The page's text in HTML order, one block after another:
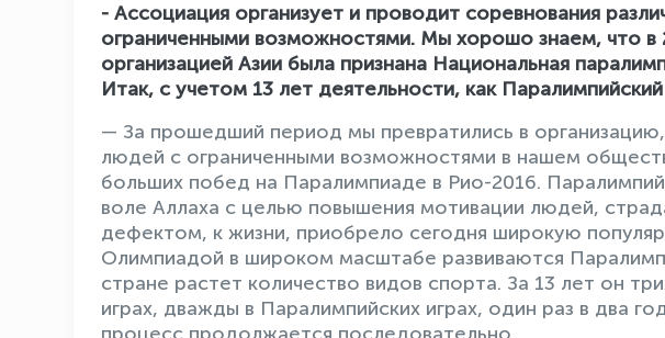
- Ассоциация организует и проводит соревнования
ограниченными возможностями. Мы хорошо знаем, что в
организацией Азии была признана Национальная
Итак, с учетом 13 лет деятельности, как
— За прошедший период мы превратились в
людей с ограниченными возможностями в нашем
больших побед на Паралимпиаде в Рио-2016.
воле Аллаха с целью повышения мотивации людей,
дефектом, к жизни, приобрело сегодня широкую
Олимпиадой в широком масштабе развиваются
стране растет количество видов спорта. За 13 лет он
играх, дважды в Паралимпийских играх, один раз в два